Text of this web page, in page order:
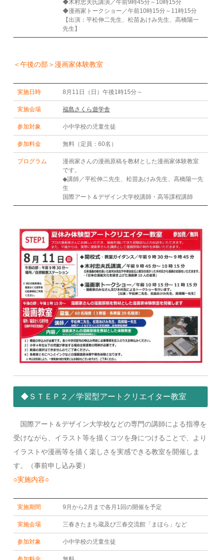
◆木村忠夫氏講演／午前9時45分～10時15分
◆漫画家トークショー／午前10時15分～11時15分
【出演：平松伸二先生、松苗あけみ先生、高橋陽一
先生】
＜午後の部＞漫画家体験教室
実施日時 8月11日（日）午後1時15分～
実施会場 福島さくら遊学舎
参加対象 小中学校の児童生徒
参加料金 無料（定員：60名）
プログラム
漫画家さんの漫画原稿を教材とした漫画家体験教室
です。
◆講師／平松伸二先生、松苗あけみ先生、高橋陽一先
生
国際アート＆デザイン大学校講師・高等課程講師
◆ＳＴＥＰ２／学習型アートクリエイター教室
国際アート＆デザイン大学校などの専門の講師による指導を
受けながら、イラスト等を描くコツを身につけることで、より
イラストや漫画等を描く楽しさを実感できる教室を開催しま
す。（事前申し込み要）
○実施内容○
実施期間 9月から2月まで各月1回の開催を予定
実施会場 三春きたまち蔵及び三春交流館「まほら」など
参加対象 小中学校の児童生徒